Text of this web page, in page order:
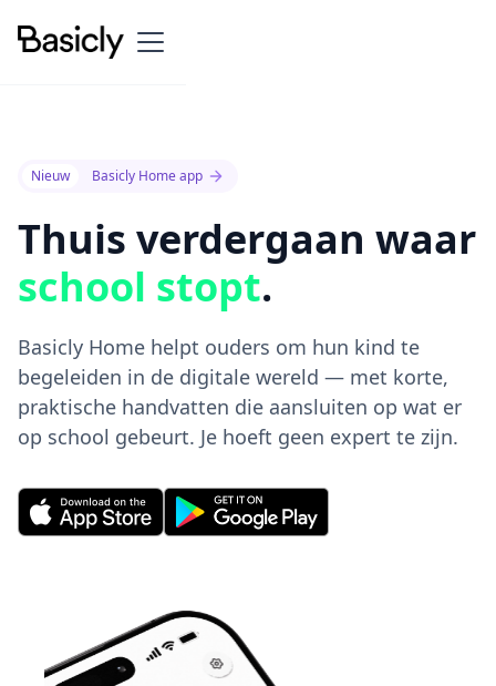
Nieuw Basicly Home app
Thuis verdergaan waar
school stopt.
Basicly Home helpt ouders om hun kind te
begeleiden in de digitale wereld — met korte,
praktische handvatten die aansluiten op wat er
op school gebeurt. Je hoeft geen expert te zijn.